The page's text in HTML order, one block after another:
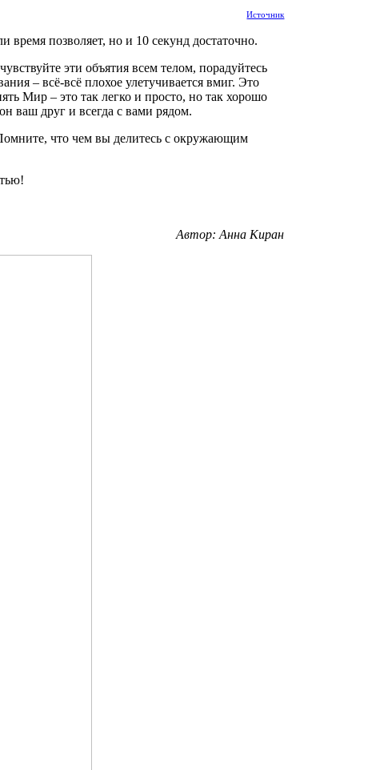
Источник
время позволяет, но и 10 секунд достаточно.
эти объятия всем телом, порадуйтесь
– всё-всё плохое улетучивается вмиг. Это
Мир – это так легко и просто, но так хорошо
ваш друг и всегда с вами рядом.
что чем вы делитесь с окружающим
Автор: Анна Киран